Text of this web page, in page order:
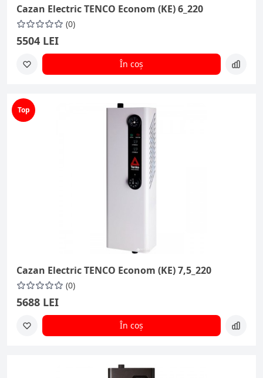
Cazan Electric TENCO Econom (KE) 6_220
(0)
5504 LEI
În coș
Top
Cazan Electric TENCO Econom (KE) 7,5_220
(0)
5688 LEI
În coș